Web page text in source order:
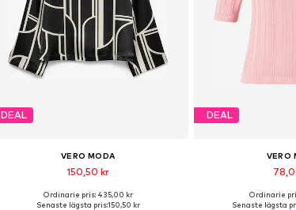
DEAL
VERO MODA
150,50 kr
Tillgängliga storlekar: XS, S, M, L
Ordinarie pris: 435,00 kr
Senaste lägsta pris:150,50 kr
DEAL
VERO
Tillgängliga
Ordinarie
Senaste lägsta